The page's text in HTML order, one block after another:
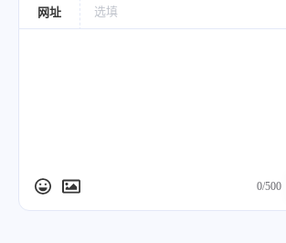
血；
临证治疗多种出血证，常与大蓟
网址
0/500